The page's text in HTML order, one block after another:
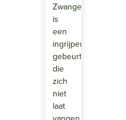
is
een
ingrijpende
gebeurtenis
die
zich
niet
laat